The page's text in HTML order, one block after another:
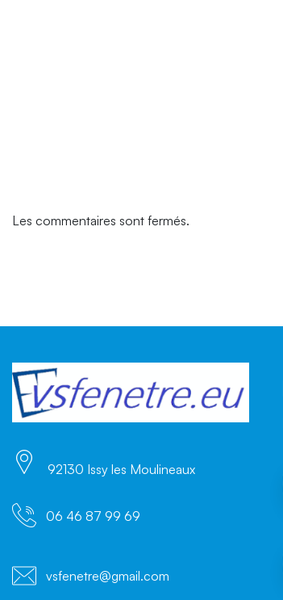
Les commentaires sont fermés.
92130 Issy les Moulineaux
06 46 87 99 69
vsfenetre@gmail.com